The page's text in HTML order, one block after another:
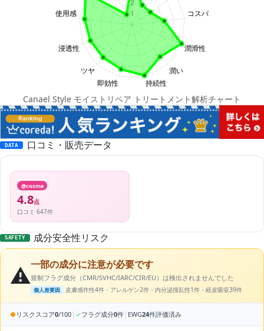
Canael Style モイストリペア トリートメント解析チャート
DATA 口コミ・販売データ
@cosme
4.8点
口コミ 647件
SAFETY 成分安全性リスク
⚠️一部の成分に注意が必要です
規制フラグ成分（CMR/SVHC/IARC/CIR/EU）は検出されませんでした
個人差要因 皮膚感作性4件・アレルゲン2件・内分泌撹乱性1件・経皮吸収39件
● リスクスコア0/100 | ✓フラグ成分0件 | EWG24件評価済み